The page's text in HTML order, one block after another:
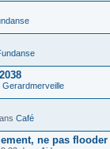
Gerardmerveille
Café
ne pas flooder